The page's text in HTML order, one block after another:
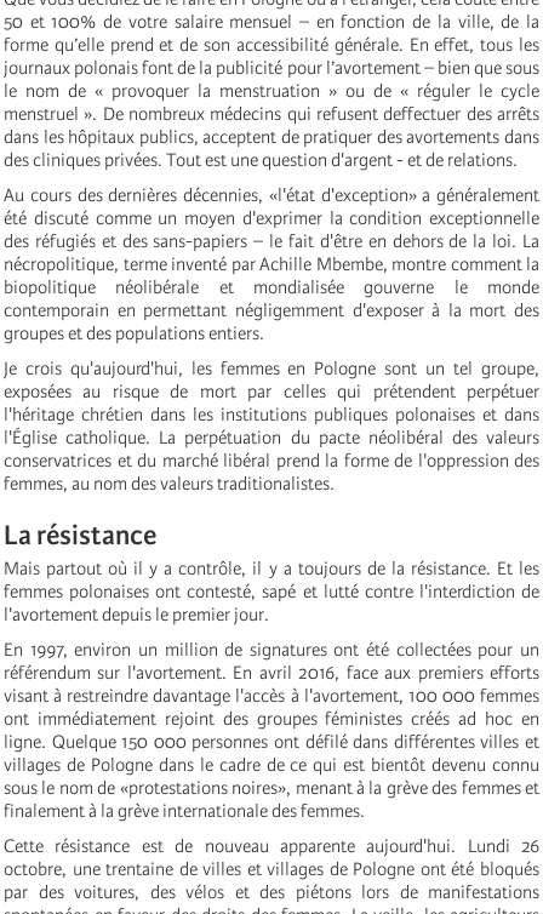
50 et 100% de votre salaire mensuel – en fonction de la ville, de la
forme qu’elle prend et de son accessibilité générale. En effet, tous les
journaux polonais font de la publicité pour l’avortement – bien que sous
le nom de « provoquer la menstruation » ou de « réguler le cycle
menstruel ». De nombreux médecins qui refusent deffectuer des arrêts
dans les hôpitaux publics, acceptent de pratiquer des avortements dans
des cliniques privées. Tout est une question d'argent - et de relations.
Au cours des dernières décennies, «l'état d'exception» a généralement
été discuté comme un moyen d'exprimer la condition exceptionnelle
des réfugiés et des sans-papiers – le fait d'être en dehors de la loi. La
nécropolitique, terme inventé par Achille Mbembe, montre comment la
biopolitique néolibérale et mondialisée gouverne le monde
contemporain en permettant négligemment d'exposer à la mort des
groupes et des populations entiers.
Je crois qu'aujourd'hui, les femmes en Pologne sont un tel groupe,
exposées au risque de mort par celles qui prétendent perpétuer
l'héritage chrétien dans les institutions publiques polonaises et dans
l'Église catholique. La perpétuation du pacte néolibéral des valeurs
conservatrices et du marché libéral prend la forme de l'oppression des
femmes, au nom des valeurs traditionalistes.
La résistance
Mais partout où il y a contrôle, il y a toujours de la résistance. Et les
femmes polonaises ont contesté, sapé et lutté contre l'interdiction de
l'avortement depuis le premier jour.
En 1997, environ un million de signatures ont été collectées pour un
référendum sur l'avortement. En avril 2016, face aux premiers efforts
visant à restreindre davantage l'accès à l'avortement, 100 000 femmes
ont immédiatement rejoint des groupes féministes créés ad hoc en
ligne. Quelque 150 000 personnes ont défilé dans différentes villes et
villages de Pologne dans le cadre de ce qui est bientôt devenu connu
sous le nom de «protestations noires», menant à la grève des femmes et
finalement à la grève internationale des femmes.
Cette résistance est de nouveau apparente aujourd'hui. Lundi 26
octobre, une trentaine de villes et villages de Pologne ont été bloqués
par des voitures, des vélos et des piétons lors de manifestations